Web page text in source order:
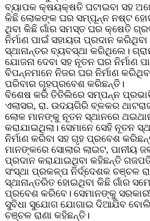
ବ୍ୟାପକ କ୍ଷୟକ୍ଷତି ଘଟାଇବା ସହ
କିଛି ଲୋକଙ୍କ ଘର ସମ୍ପୂନ୍ନ ନଷ୍ଟ
ଥିବା କିଛି ଗାଁର ସମସ୍ତ ଘର କ୍ଷେତି
ନିର୍ମାଣ ପାଇଁ ସହାୟତା ପ୍ରଦାନ
ସ୍ଥାନାନ୍ତର ବ୍ୟବସ୍ଥା କରିଥିଲେ।
ଯୋଜନା ଦେବା ସହ ନୂତନ ଘର ନିର୍ମାଣ
ବିପନ୍ନମାନେ ନିଜର ଘର ନିର୍ମାଣ
ପରିବାର ଗୃହପ୍ରବେଶ କରିଛନ୍ତି।
ବିଶେଷ କରି ତିତିଲିରେ ସମ୍ପନ୍ନ
ଏଲାସର, ରା. ଉଦୟଗିରି ବ୍ଳକର
ଲୋକ ମାନଙ୍କୁ ନୂତନ ସ୍ଥାନରେ
କରାଯାଇଥିଲା। ସେମାନେ ସେହି ନୂତନ
ନିର୍ମାଣ କରିବା ସହ ଗୃହ ପ୍ରବେଶ
ମାନଙ୍କରେ ସୋଲାର ଲାଇଟ, ପାନୀୟ
ପ୍ରଦାନ କରାଯାଇଥିବା କହିଛନ୍ତି
ସଂସ୍ଥା ପ୍ରକଳ୍ପ ନିର୍ଦ୍ଦେଶକ ଚଞ୍ଚଳ
ସ୍ଥାନାନ୍ତରିତ ହୋଇଥିବା କିଛି ଗାଁର
ପ୍ରବେଶ କରିବେ। ସେମାନଙ୍କୁ
ସୁବିଧା ସୁଯୋଗ ଯୋଗାଇ ଦିଆଯିବ
ଚଞ୍ଚଳ ରାଣା କହିଛନ୍ତି।